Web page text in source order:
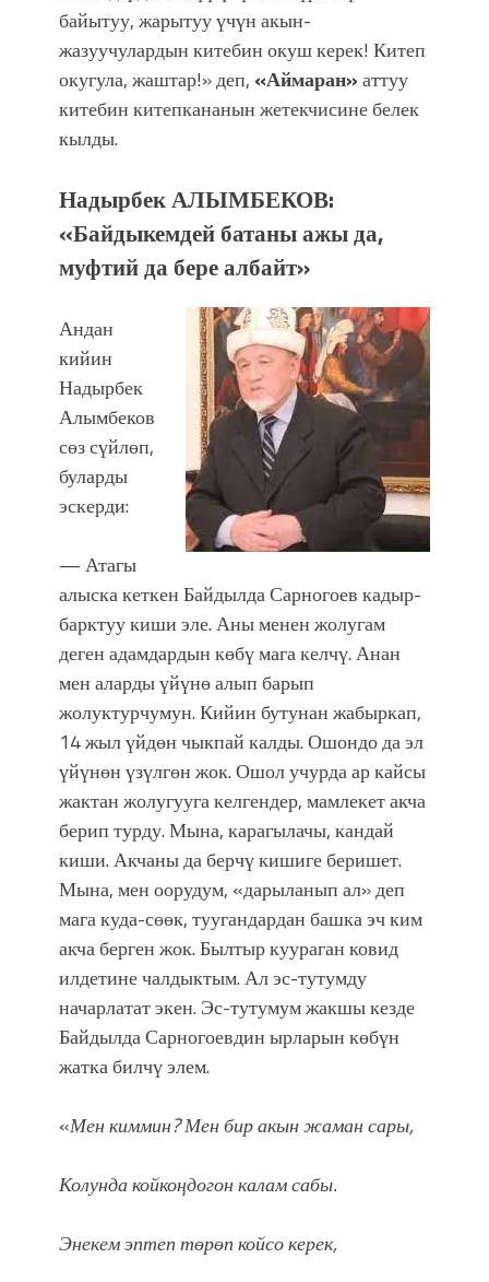
байытуу, жарытуу үчүн акын-
жазуучулардын китебин окуш керек! Китеп
окугула, жаштар!» деп, «Аймаран»аттуу
китебин китепкананын жетекчисине белек
кылды.
Надырбек АЛЫМБЕКОВ:
«Байдыкемдей батаны ажы да,
муфтий да бере албайт»
Андан
кийин
Надырбек
Алымбеков
сөз сүйлөп,
буларды
эскерди:
— Атагы
алыска кеткен Байдылда Сарногоев кадыр-
барктуу киши эле. Аны менен жолугам
деген адамдардын көбү мага келчү. Анан
мен аларды үйүнө алып барып
жолуктурчумун. Кийин бутунан жабыркап,
14 жыл үйдөн чыкпай калды. Ошондо да эл
үйүнөн үзүлгөн жок. Ошол учурда ар кайсы
жактан жолугууга келгендер, мамлекет акча
берип турду. Мына, карагылачы, кандай
киши. Акчаны да берчү кишиге беришет.
Мына, мен оорудум, «дарыланып ал» деп
мага куда-сөөк, туугандардан башка эч ким
акча берген жок. Былтыр куураган ковид
илдетине чалдыктым. Ал эс-тутумду
начарлатат экен. Эс-тутумум жакшы кезде
Байдылда Сарногоевдин ырларын көбүн
жатка билчү элем.
«Мен киммин? Мен бир акын жаман сары,
Колунда койкоңдогон калам сабы.
Энекем эптеп төрөп койсо керек,